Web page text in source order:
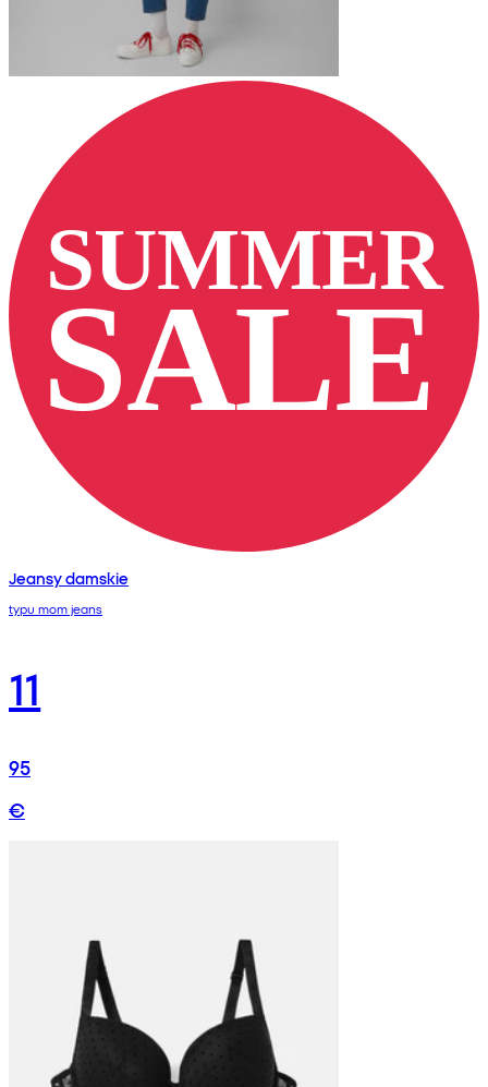
Jeansy damskie
typu mom jeans
11
95
€